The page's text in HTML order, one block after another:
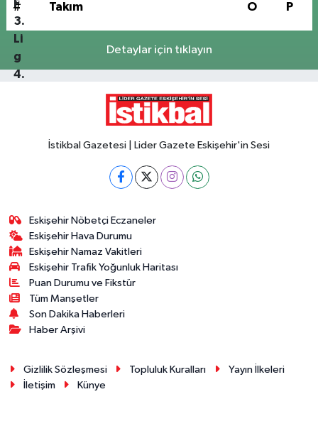
# Takım O P
Detaylar için tıklayın
İstikbal Gazetesi | Lider Gazete Eskişehir'in Sesi
Eskişehir Nöbetçi Eczaneler
Eskişehir Hava Durumu
Eskişehir Namaz Vakitleri
Eskişehir Trafik Yoğunluk Haritası
Puan Durumu ve Fikstür
Tüm Manşetler
Son Dakika Haberleri
Haber Arşivi
Gizlilik Sözleşmesi Topluluk Kuralları
Yayın İlkeleri
İletişim
Künye